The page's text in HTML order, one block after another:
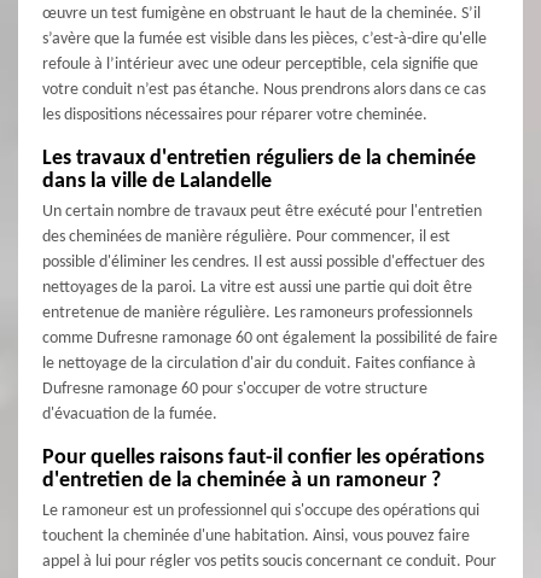
œuvre un test fumigène en obstruant le haut de la cheminée. S’il
s’avère que la fumée est visible dans les pièces, c’est-à-dire qu'elle
refoule à l’intérieur avec une odeur perceptible, cela signifie que
votre conduit n’est pas étanche. Nous prendrons alors dans ce cas
les dispositions nécessaires pour réparer votre cheminée.
Les travaux d'entretien réguliers de la cheminée
dans la ville de Lalandelle
Un certain nombre de travaux peut être exécuté pour l'entretien
des cheminées de manière régulière. Pour commencer, il est
possible d'éliminer les cendres. Il est aussi possible d'effectuer des
nettoyages de la paroi. La vitre est aussi une partie qui doit être
entretenue de manière régulière. Les ramoneurs professionnels
comme Dufresne ramonage 60 ont également la possibilité de faire
le nettoyage de la circulation d'air du conduit. Faites confiance à
Dufresne ramonage 60 pour s'occuper de votre structure
d'évacuation de la fumée.
Pour quelles raisons faut-il confier les opérations
d'entretien de la cheminée à un ramoneur ?
Le ramoneur est un professionnel qui s'occupe des opérations qui
touchent la cheminée d'une habitation. Ainsi, vous pouvez faire
appel à lui pour régler vos petits soucis concernant ce conduit. Pour